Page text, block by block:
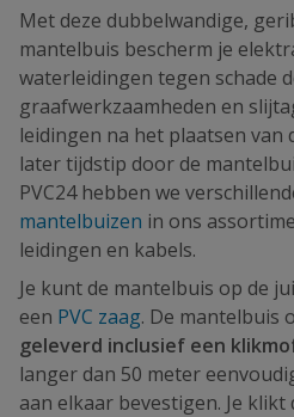
Met deze dubbelwandige,
mantelbuis bescherm je
waterleidingen tegen schade
graafwerkzaamheden en
leidingen na het plaatsen van
later tijdstip door de
PVC24 hebben we
mantelbuizen in ons
leidingen en kabels.
Je kunt de mantelbuis op de
een PVC zaag. De mantelbuis
geleverd inclusief een
langer dan 50 meter
aan elkaar bevestigen. Je